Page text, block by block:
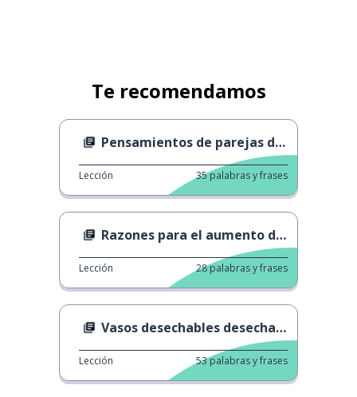
Te recomendamos
Pensamientos de parejas del mismo sexo
Lección 35palabras y frases
Razones para el aumento de precios
Lección 28palabras y frases
Vasos desechables desechados
Lección 53palabras y frases